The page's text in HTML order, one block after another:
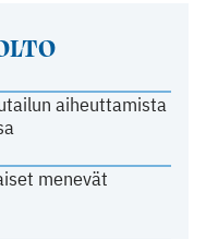
aiheuttamista
menevät